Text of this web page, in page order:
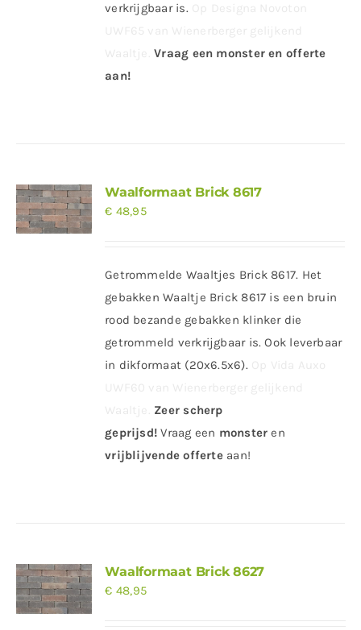
verkrijgbaar is.
Vraag een monster en offerte
aan!
Waalformaat Brick 8617
€ 48,95
Getrommelde Waaltjes Brick 8617. Het
gebakken Waaltje Brick 8617 is een bruin
rood bezande gebakken klinker die
getrommeld verkrijgbaar is. Ook leverbaar
in dikformaat (20x6.5x6).
Zeer scherp
geprijsd! Vraag een monsteren
vrijblijvende offerteaan!
Waalformaat Brick 8627
€ 48,95